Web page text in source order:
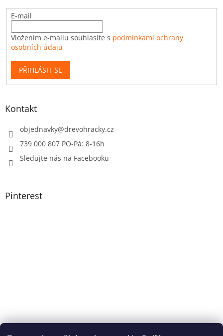
E-mail
Vložením e-mailu souhlasíte s podmínkami ochrany
osobních údajů
PŘIHLÁSIT SE
Kontakt
objednavky@drevohracky.cz
739 000 807 PO-Pá: 8-16h
Sledujte nás na Facebooku
Pinterest